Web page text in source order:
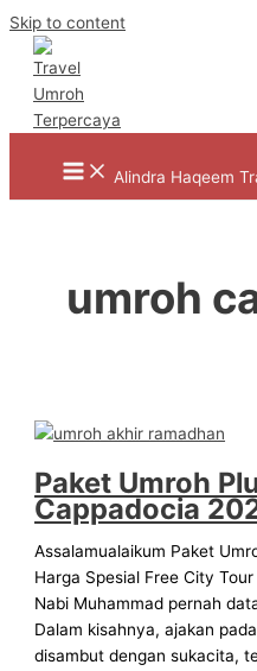
Skip to content
Alindra Haqeem
umroh
Paket Umroh
Cappadocia
Assalamualaikum Paket
Harga Spesial Free City
Nabi Muhammad pernah
Dalam kisahnya, ajakan
disambut dengan sukacita,